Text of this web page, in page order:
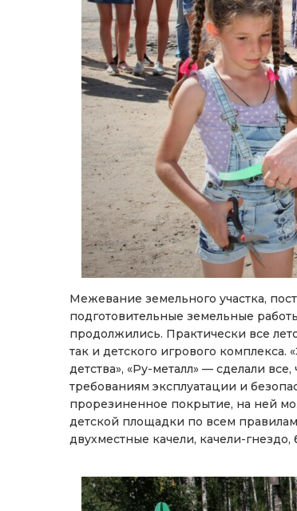
Межевание земельного участка,
подготовительные земельные
продолжились. Практически все
так и детского игрового
детства», «Ру-металл» — сделали
требованиям эксплуатации и
прорезиненное покрытие, на ней
детской площадки по всем
двухместные качели, качели-гнездо,